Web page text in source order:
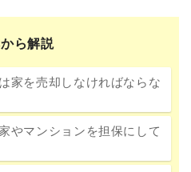
ら解説
家を売却しなければならな
やマンションを担保にして